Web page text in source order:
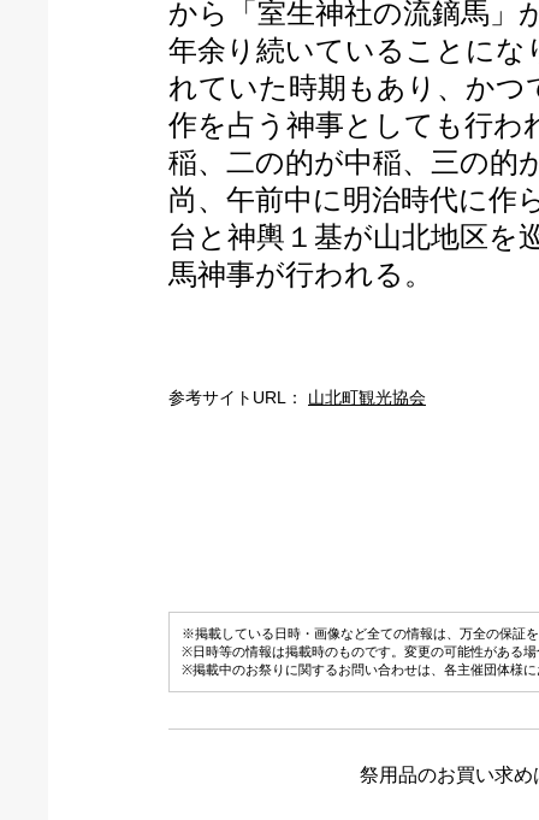
から「室生神社の流鏑馬」
年余り続いていることにな
れていた時期もあり、かつ
作を占う神事としても行わ
稲、二の的が中稲、三の的
尚、午前中に明治時代に作
台と神輿１基が山北地区を
馬神事が行われる。
参考サイトURL： 山北町観光協会
※掲載している日時・画像など全ての情報は、万全の保証
※日時等の情報は掲載時のものです。変更の可能性がある
※掲載中のお祭りに関するお問い合わせは、各主催団体様
祭用品のお買い求